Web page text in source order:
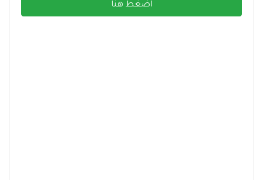
اضغط هنا